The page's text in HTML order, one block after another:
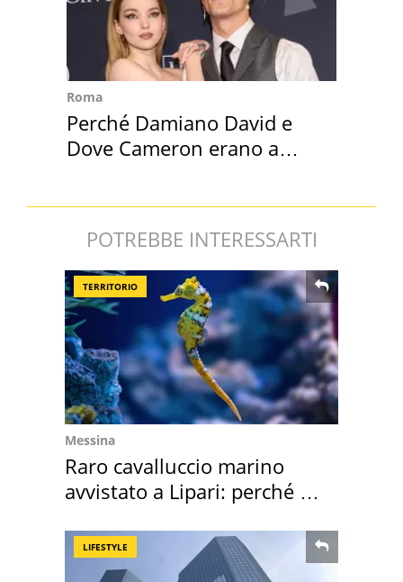
Roma
Perché Damiano David e
Dove Cameron erano a
POTREBBE INTERESSARTI
TERRITORIO
Messina
Raro cavalluccio marino
avvistato a Lipari: perché è
LIFESTYLE